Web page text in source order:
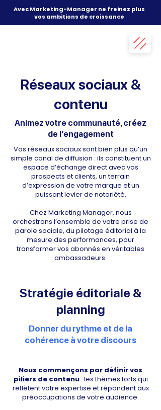
Avec Marketing-Manager ne freinez plus
vos ambitions de croissance
Réseaux sociaux &
contenu
Animez votre communauté, créez
de l’engagement
Vos réseaux sociaux sont bien plus qu’un
simple canal de diffusion : ils constituent un
espace d’échange direct avec vos
prospects et clients, un terrain
d’expression de votre marque et un
puissant levier de notoriété.
Chez Marketing Manager, nous
orchestrons l’ensemble de votre prise de
parole sociale, du pilotage éditorial à la
mesure des performances, pour
transformer vos abonnés en véritables
ambassadeurs.
Stratégie éditoriale &
planning
Donner du rythme et de la
cohérence à votre discours
Nous commençons par définir vos
piliers de contenu : les thèmes forts qui
reflètent votre expertise et répondent aux
préoccupations de votre audience.